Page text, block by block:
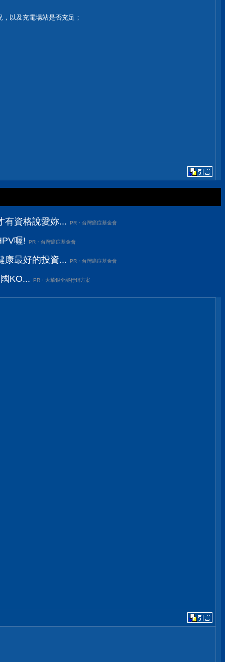
以及充電場站是否充足；
有資格說愛妳... PR・台灣癌症基金會
喔! PR・台灣癌症基金會
康最好的投資... PR・台灣癌症基金會
KO... PR・大華銀全能行銷方案